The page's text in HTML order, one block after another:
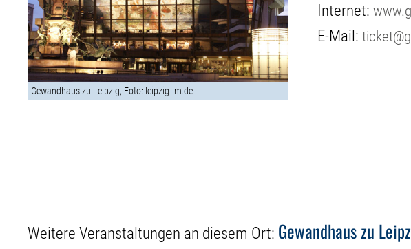
Gewandhaus zu Leipzig, Foto: leipzig-im.de
Internet:
E-Mail:
Weitere Veranstaltungen an diesem Ort: Gewandhaus zu